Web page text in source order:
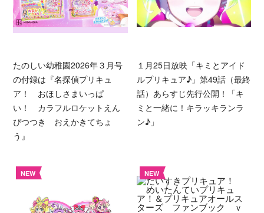
たのしい幼稚園2026年３月号
の付録は『名探偵プリキュ
ア！ おほしさまいっぱ
い！ カラフルロケットえん
ぴつつき おえかきてちょ
う』
１月25日放映「キミとアイド
ルプリキュア♪」第49話（最終
話）あらすじ先行公開！「キ
ミと一緒に！キラッキランラ
ン♪」
NEW NEW